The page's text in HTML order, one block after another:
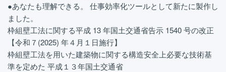
●あなたも理解できる。 仕事効率化ツールとして新たに製作し
ました。
枠組壁工法に関する平成 13 年国土交通省告示 1540 号の改正
【令和７(2025) 年４月１日施行】
枠組壁工法を用いた建築物に関する構造安全上必要な技術基
準を定めた 平成１３年国土交通省